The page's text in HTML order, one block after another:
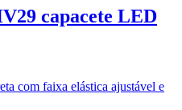
capacete LED